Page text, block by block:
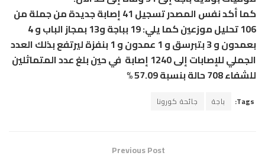
كما أكد نفس المصدر تسجيل 41 إصابة جديدة من جملة من
106 تحليل موزعين كما يلي: 19 بباجة و13 بمجاز الباب و 4
بعمدون و 3 بتبرسق و 1 عمدون و 1 بنفزة ليرتفع بذلك العدد
الجملي للإصابات إلى 1240 إصابة في حين بلغ عدد المتماثلين
للشفاء 708 حالة بنسبة 57.09 %
Tags: باجة جائحة كورونا
Previous Post